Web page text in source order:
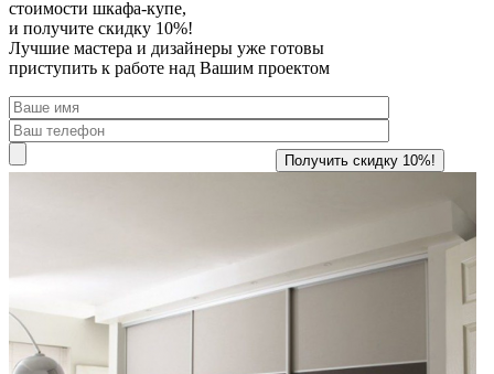
стоимости шкафа-купе,
и получите скидку 10%!
Лучшие мастера и дизайнеры уже готовы
приступить к работе над Вашим проектом